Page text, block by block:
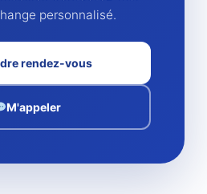
personnalisé.
rendez-vous
M'appeler